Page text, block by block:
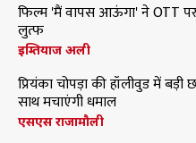
फिल्म 'मैं वापस आऊंगा' ने OTT
लुत्फ
इम्तियाज अली
प्रियंका चोपड़ा की हॉलीवुड में
साथ मचाएंगी धमाल
एसएस राजामौली